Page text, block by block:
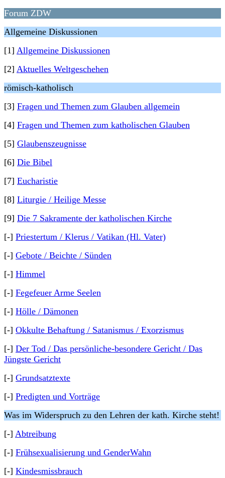
Forum ZDW
Allgemeine Diskussionen
[1] Allgemeine Diskussionen
[2] Aktuelles Weltgeschehen
römisch-katholisch
[3] Fragen und Themen zum Glauben allgemein
[4] Fragen und Themen zum katholischen Glauben
[5] Glaubenszeugnisse
[6] Die Bibel
[7] Eucharistie
[8] Liturgie / Heilige Messe
[9] Die 7 Sakramente der katholischen Kirche
[-] Priestertum / Klerus / Vatikan (Hl. Vater)
[-] Gebote / Beichte / Sünden
[-] Himmel
[-] Fegefeuer Arme Seelen
[-] Hölle / Dämonen
[-] Okkulte Behaftung / Satanismus / Exorzismus
[-] Der Tod / Das persönliche-besondere Gericht / Das
Jüngste Gericht
[-] Grundsatztexte
[-] Predigten und Vorträge
Was im Widerspruch zu den Lehren der kath. Kirche steht!
[-] Abtreibung
[-] Frühsexualisierung und GenderWahn
[-] Kindesmissbrauch